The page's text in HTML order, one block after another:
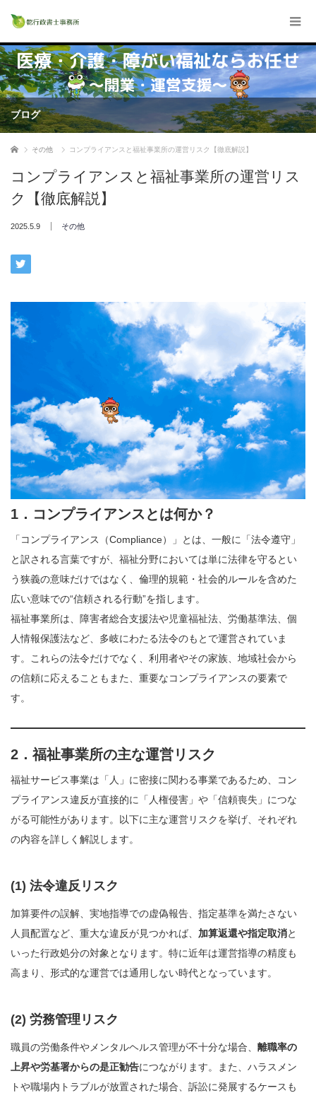
ブログ
ホーム その他 コンプライアンスと福祉事業所の運営リスク【徹底解説】
コンプライアンスと福祉事業所の運営リス
ク【徹底解説】
2025.5.9 その他
1．コンプライアンスとは何か？
「コンプライアンス（Compliance）」とは、一般に「法令遵守」
と訳される言葉ですが、福祉分野においては単に法律を守るとい
う狭義の意味だけではなく、倫理的規範・社会的ルールを含めた
広い意味での“信頼される行動”を指します。
福祉事業所は、障害者総合支援法や児童福祉法、労働基準法、個
人情報保護法など、多岐にわたる法令のもとで運営されていま
す。これらの法令だけでなく、利用者やその家族、地域社会から
の信頼に応えることもまた、重要なコンプライアンスの要素で
す。
2．福祉事業所の主な運営リスク
福祉サービス事業は「人」に密接に関わる事業であるため、コン
プライアンス違反が直接的に「人権侵害」や「信頼喪失」につな
がる可能性があります。以下に主な運営リスクを挙げ、それぞれ
の内容を詳しく解説します。
(1) 法令違反リスク
加算要件の誤解、実地指導での虚偽報告、指定基準を満たさない
人員配置など、重大な違反が見つかれば、 加算返還や指定取消と
いった行政処分の対象となります。特に近年は運営指導の精度も
高まり、形式的な運営では通用しない時代となっています。
(2) 労務管理リスク
職員の労働条件やメンタルヘルス管理が不十分な場合、 離職率の
上昇や労基署からの是正勧告につながります。また、ハラスメン
トや職場内トラブルが放置された場合、訴訟に発展するケースも